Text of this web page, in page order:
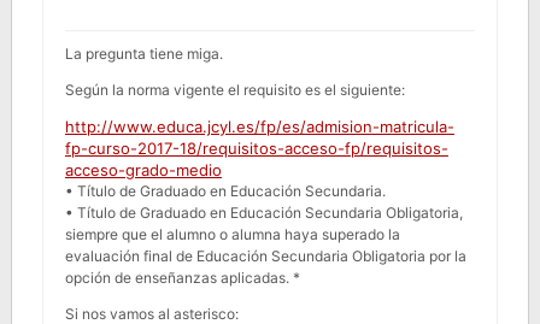
La pregunta tiene miga.
Según la norma vigente el requisito es el siguiente:
http://www.educa.jcyl.es/fp/es/admision-matricula-
fp-curso-2017-18/requisitos-acceso-fp/requisitos-
acceso-grado-medio
• Título de Graduado en Educación Secundaria.
• Título de Graduado en Educación Secundaria Obligatoria,
siempre que el alumno o alumna haya superado la
evaluación final de Educación Secundaria Obligatoria por la
opción de enseñanzas aplicadas. *
Si nos vamos al asterisco: